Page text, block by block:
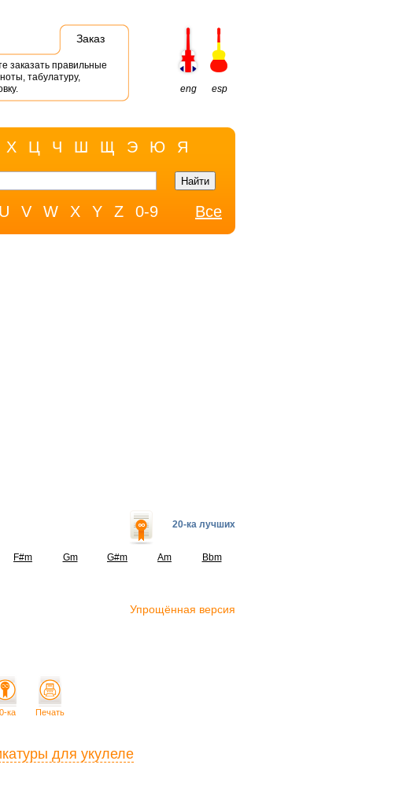
Заказ
заказать правильные
табулатуру,
eng esp
Х Ц Ч Ш Щ Э Ю Я
U V W X Y Z 0-9 Все
20-ка лучших
F#m Gm G#m Am
Bbm
Упрощённая версия
ка Печать
для укулеле